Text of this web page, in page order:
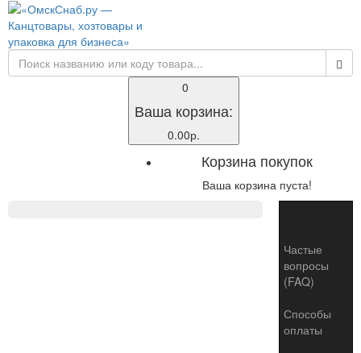
0
Ваша корзина:
0.00р.
Корзина покупок
Ваша корзина пуста!
Частые
вопросы
(FAQ)
Способы
оплаты